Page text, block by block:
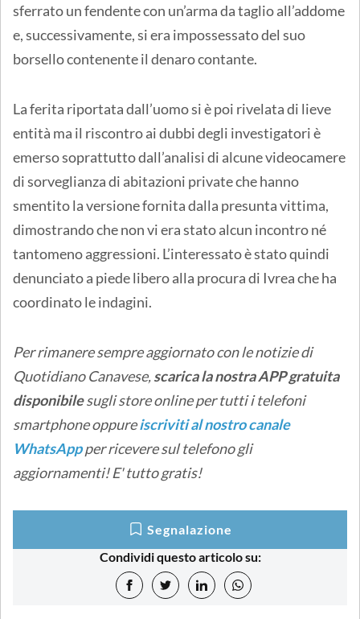
sferrato un fendente con un’arma da taglio all’addome
e, successivamente, si era impossessato del suo
borsello contenente il denaro contante.
La ferita riportata dall’uomo si è poi rivelata di lieve
entità ma il riscontro ai dubbi degli investigatori è
emerso soprattutto dall’analisi di alcune videocamere
di sorveglianza di abitazioni private che hanno
smentito la versione fornita dalla presunta vittima,
dimostrando che non vi era stato alcun incontro né
tantomeno aggressioni. L’interessato è stato quindi
denunciato a piede libero alla procura di Ivrea che ha
coordinato le indagini.
Per rimanere sempre aggiornato con le notizie di
Quotidiano Canavese,scarica la nostra APP gratuita
disponibilesugli store onlineper tutti i telefoni
smartphone oppureiscriviti al nostro canale
WhatsAppper ricevere sul telefono gli
aggiornamenti! E' tutto gratis!
Segnalazione
Condividi questo articolo su: